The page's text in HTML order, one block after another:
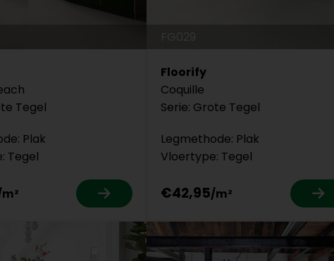
Tegel
Plak
Tegel
Floorify
Coquille
Serie: Grote Tegel
Legmethode: Plak
Vloertype: Tegel
€42,95